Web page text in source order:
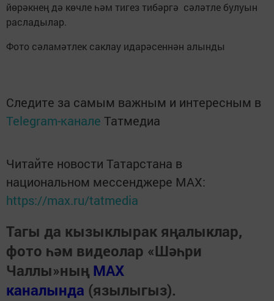
йөрәкнең дә көчле һәм тигез тибәргә сәләтле булуын
расладылар.
Фото сәламәтлек саклау идарәсеннән алынды
Следите за самым важным и интересным в
Telegram-канале Татмедиа
Читайте новости Татарстана в
национальном мессенджере MАХ:
https://max.ru/tatmedia
Тагы да кызыклырак яңалыклар,
фото һәм видеолар «Шәһри
Чаллы»ның MAX
каналында (язылыгыз).